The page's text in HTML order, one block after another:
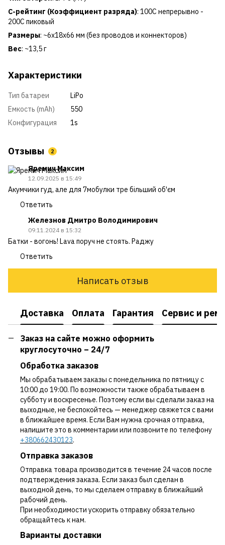
C-рейтинг (Коэффициент разряда): 100C непрерывно -
200C пиковый
Размеры: ~6x18x66 мм (без проводов и коннекторов)
Вес: ~13,5 г
Характеристики
Тип батареи
LiPo
Емкость (mAh)
550
Конфигурация
1s
Отзывы 2
Яремич Максим
12.09.2025 в 15:49
Акумчики гуд, але для 7мобулки тре більший об'єм
Ответить
Железнов Дмитро Володимирович
09.11.2024 в 15:32
Батки - вогонь! Lava поруч не стоять. Раджу
Ответить
Написать отзыв
Доставка Оплата Гарантия Сервис и
Заказ на сайте можно оформить
круглосуточно – 24/7
Обработка заказов
Мы обрабатываем заказы с понедельника по пятницу с
10:00 до 19:00. По возможности также обрабатываем в
субботу и воскресенье. Поэтому если вы сделали заказ на
выходные, не беспокойтесь — менеджер свяжется с вами
в ближайшее время. Если Вам нужна срочная отправка,
напишите это в комментарии или позвоните по телефону
+380662430123.
Отправка заказов
Отправка товара производится в течение 24 часов после
подтверждения заказа. Если заказ был сделан в
выходной день, то мы сделаем отправку в ближайший
рабочий день.
При необходимости ускорить отправку обязательно
обращайтесь к нам.
Варианты доставки